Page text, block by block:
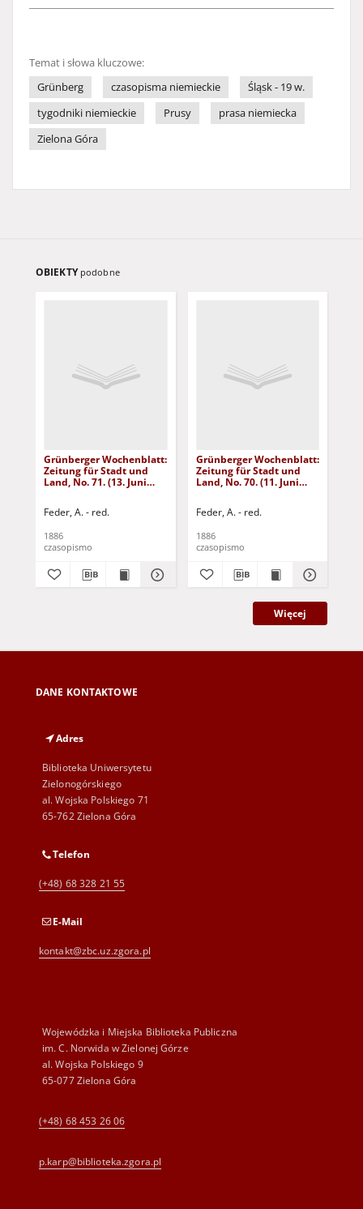
Temat i słowa kluczowe:
Grünberg
czasopisma niemieckie
Śląsk - 19 w.
tygodniki niemieckie
Prusy
prasa niemiecka
Zielona Góra
OBIEKTY podobne
Grünberger Wochenblatt:
Zeitung für Stadt und
Land, No. 71. (13. Juni
Feder, A. - red.
1886
czasopismo
Grünberger Wochenblatt:
Zeitung für Stadt und
Land, No. 70. (11. Juni
Feder, A. - red.
1886
czasopismo
Więcej
DANE KONTAKTOWE
Adres
Biblioteka Uniwersytetu
Zielonogórskiego
al. Wojska Polskiego 71
65-762 Zielona Góra
Telefon
(+48) 68 328 21 55
E-Mail
kontakt@zbc.uz.zgora.pl
Wojewódzka i Miejska Biblioteka Publiczna
im. C. Norwida w Zielonej Górze
al. Wojska Polskiego 9
65-077 Zielona Góra
(+48) 68 453 26 06
p.karp@biblioteka.zgora.pl